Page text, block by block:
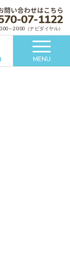
問い合わせはこちら
07-1122
～20:00（ナビダイヤル）
MENU